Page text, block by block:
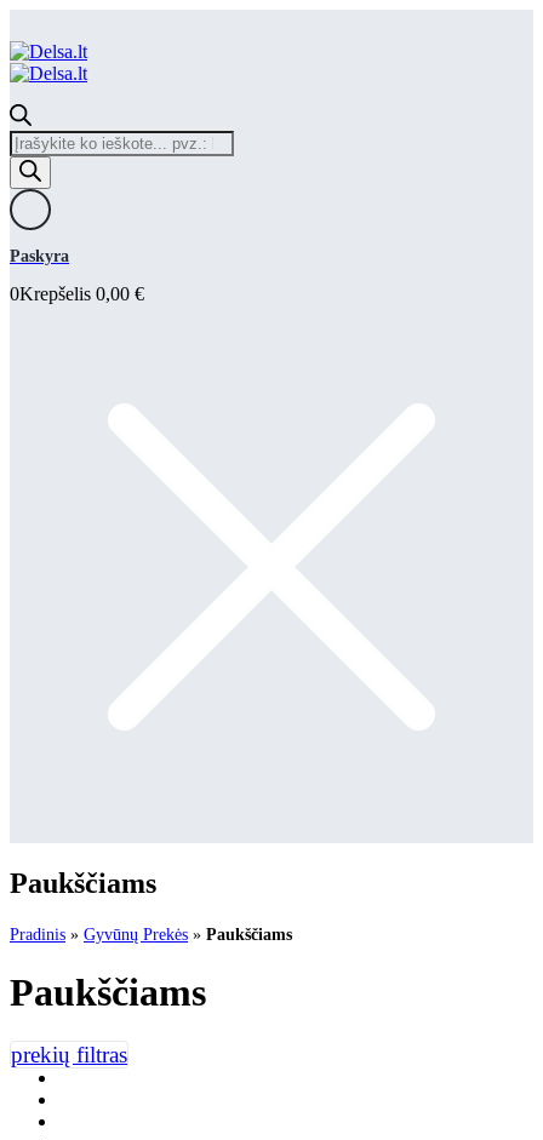
Products
search
Paskyra
0Krepšelis 0,00 €
Paukščiams
Pradinis » Gyvūnų Prekės » Paukščiams
Paukščiams